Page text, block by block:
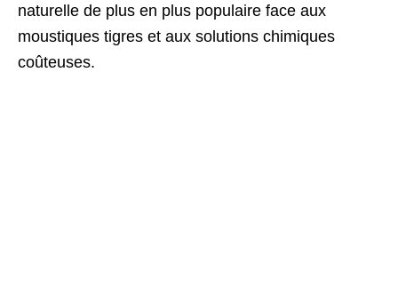
naturelle de plus en plus populaire face aux
moustiques tigres et aux solutions chimiques
coûteuses.